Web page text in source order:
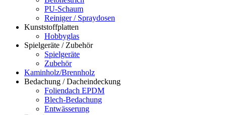
PU-Schaum
Reiniger / Spraydosen
Kunststoffplatten
Hobbyglas
Spielgeräte / Zubehör
Spielgeräte
Zubehör
Kaminholz/Brennholz
Bedachung / Dacheindeckung
Foliendach EPDM
Blech-Bedachung
Entwässerung